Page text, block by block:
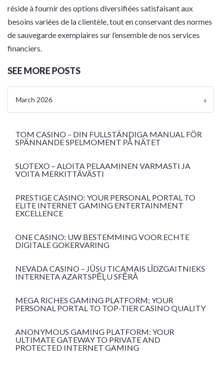
réside à fournir des options diversifiées satisfaisant aux
besoins variées de la clientèle, tout en conservant des normes
de sauvegarde exemplaires sur l’ensemble de nos services
financiers.
SEE MORE POSTS
March 2026
TOM CASINO – DIN FULLSTÄNDIGA MANUAL FÖR
SPÄNNANDE SPELMOMENT PÅ NÄTET
SLOTEXO – ALOITA PELAAMINEN VARMASTI JA
VOITA MERKITTÄVÄSTI
PRESTIGE CASINO: YOUR PERSONAL PORTAL TO
ELITE INTERNET GAMING ENTERTAINMENT
EXCELLENCE
ONE CASINO: UW BESTEMMING VOOR ECHTE
DIGITALE GOKERVARING
NEVADA CASINO – JŪSU TICAMAIS LĪDZGAITNIEKS
INTERNETA AZARTSPĒĻU SFĒRĀ
MEGA RICHES GAMING PLATFORM: YOUR
PERSONAL PORTAL TO TOP-TIER CASINO QUALITY
ANONYMOUS GAMING PLATFORM: YOUR
ULTIMATE GATEWAY TO PRIVATE AND
PROTECTED INTERNET GAMING